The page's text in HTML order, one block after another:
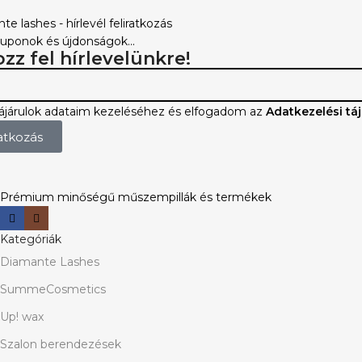
és újdonságok...
fel hírlevelünkre!
adataim kezeléséhez és elfogadom azAdatkezelési
Prémium minőségű műszempillák és termékek
Kategóriák
Diamante Lashes
SummeCosmetics
Up! wax
Szalon berendezések